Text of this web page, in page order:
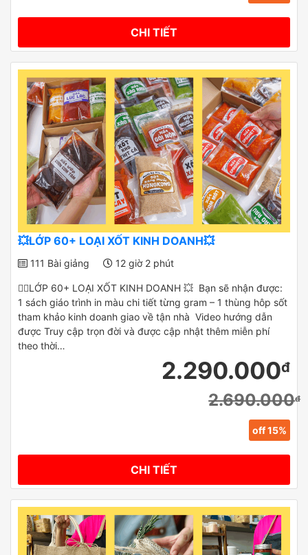
CHI TIẾT
💥LỚP 60+ LOẠI XỐT KINH DOANH💥
111 Bài giảng 12 giờ 2 phút
✌🏻LỚP 60+ LOẠI XỐT KINH DOANH 💥 Bạn sẽ nhận được:
1 sách giáo trình in màu chi tiết từng gram – 1 thùng hôp sốt
tham khảo kinh doanh giao về tận nhà Video hướng dẫn
được Truy cập trọn đời và được cập nhật thêm miễn phí
theo thời…
2.290.000đ
2.690.000đ
off 15%
CHI TIẾT